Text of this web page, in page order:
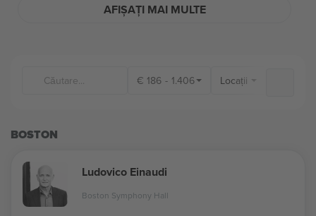
AFIȘAȚI MAI MULTE
€ 186 - 1.406 Locații
BOSTON
Ludovico Einaudi
Boston Symphony Hall